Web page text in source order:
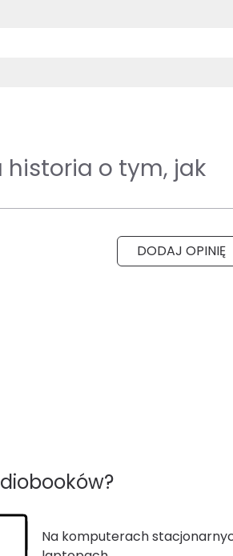
historia o tym, jak
DODAJ OPINIĘ
Na komputerach